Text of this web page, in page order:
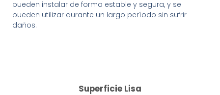
pueden instalar de forma estable y segura, y se
pueden utilizar durante un largo período sin sufrir
daños.
Superficie Lisa